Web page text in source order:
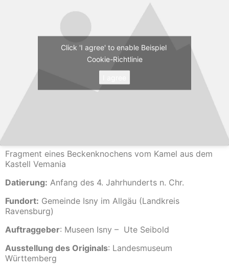
Click 'I agree' to enable Beispiel
Cookie-Richtlinie
Fragment eines Beckenknochens vom Kamel aus dem
Kastell Vemania
Datierung: Anfang des 4. Jahrhunderts n. Chr.
Fundort: Gemeinde Isny im Allgäu (Landkreis
Ravensburg)
Auftraggeber: Museen Isny – Ute Seibold
Ausstellung des Originals: Landesmuseum
Württemberg